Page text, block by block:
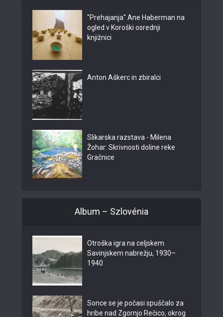
"Prehajanja" Ane Haberman na
ogled v Koroški osrednji
knjižnici
Anton Aškerc in zbiralci
Slikarska razstava - Milena
Žohar: Skrivnosti doline reke
Gračnice
Album – Szlovénia
Otroška igra na celjskem
Savinjskem nabrežju, 1930–
1940
Sonce se je počasi spuščalo za
hribe nad Zgornjo Rečico, okrog